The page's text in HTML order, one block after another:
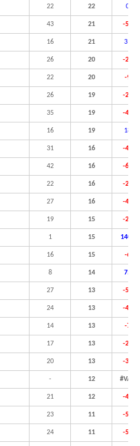
22 22 0,0%
43 21 -
16 21
26 20 -
22 20 -
26 19 -
35 19 -
16 19
31 16 -
42 16 -
22 16 -
27 16 -
19 15 -
1 15
16 15 -
8 14
27 13 -
24 13 -
14 13 -
17 13 -
20 13 -
- 12
21 12 -
23 11 -
24 11 -